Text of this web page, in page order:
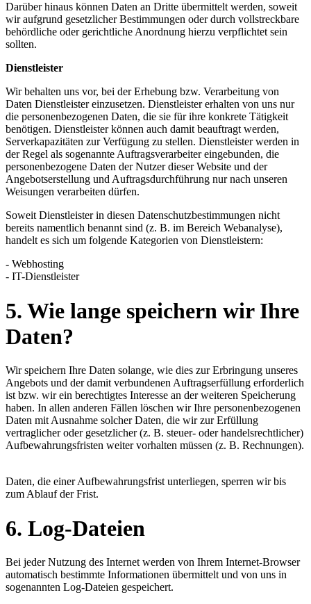
Darüber hinaus können Daten an Dritte übermittelt werden, soweit
wir aufgrund gesetzlicher Bestimmungen oder durch vollstreckbare
behördliche oder gerichtliche Anordnung hierzu verpflichtet sein
sollten.
Dienstleister
Wir behalten uns vor, bei der Erhebung bzw. Verarbeitung von
Daten Dienstleister einzusetzen. Dienstleister erhalten von uns nur
die personenbezogenen Daten, die sie für ihre konkrete Tätigkeit
benötigen. Dienstleister können auch damit beauftragt werden,
Serverkapazitäten zur Verfügung zu stellen. Dienstleister werden in
der Regel als sogenannte Auftragsverarbeiter eingebunden, die
personenbezogene Daten der Nutzer dieser Website und der
Angebotserstellung und Auftragsdurchführung nur nach unseren
Weisungen verarbeiten dürfen.
Soweit Dienstleister in diesen Datenschutzbestimmungen nicht
bereits namentlich benannt sind (z. B. im Bereich Webanalyse),
handelt es sich um folgende Kategorien von Dienstleistern:
- Webhosting
- IT-Dienstleister
5. Wie lange speichern wir Ihre
Daten?
Wir speichern Ihre Daten solange, wie dies zur Erbringung unseres
Angebots und der damit verbundenen Auftragserfüllung erforderlich
ist bzw. wir ein berechtigtes Interesse an der weiteren Speicherung
haben. In allen anderen Fällen löschen wir Ihre personenbezogenen
Daten mit Ausnahme solcher Daten, die wir zur Erfüllung
vertraglicher oder gesetzlicher (z. B. steuer- oder handelsrechtlicher)
Aufbewahrungsfristen weiter vorhalten müssen (z. B. Rechnungen).
Daten, die einer Aufbewahrungsfrist unterliegen, sperren wir bis
zum Ablauf der Frist.
6. Log-Dateien
Bei jeder Nutzung des Internet werden von Ihrem Internet-Browser
automatisch bestimmte Informationen übermittelt und von uns in
sogenannten Log-Dateien gespeichert.